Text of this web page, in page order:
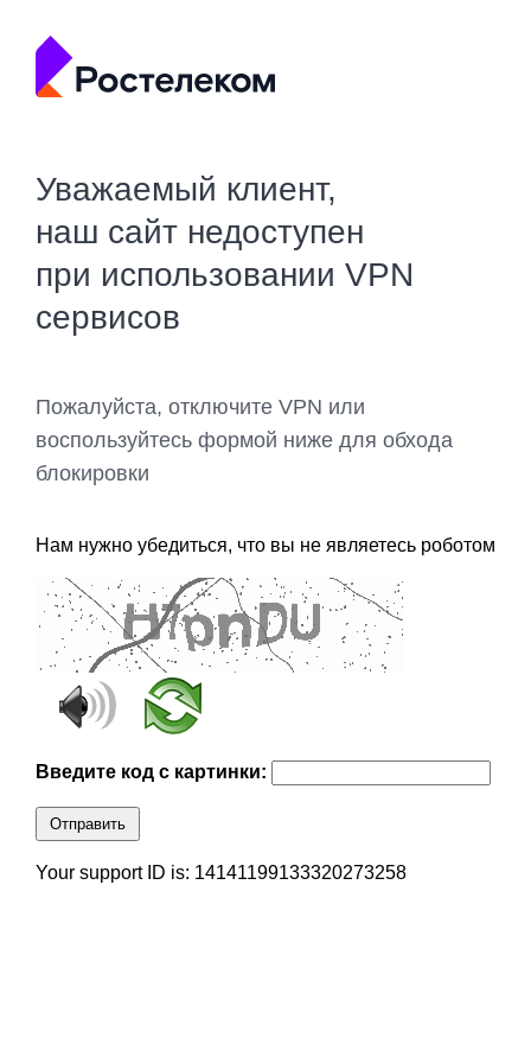
Уважаемый клиент,
наш сайт недоступен
при использовании VPN
сервисов
Пожалуйста, отключите VPN или
воспользуйтесь формой ниже для обхода
блокировки
Нам нужно убедиться, что вы не являетесь роботом
Введите код с картинки:
Отправить
Your support ID is: 14141199133320273258